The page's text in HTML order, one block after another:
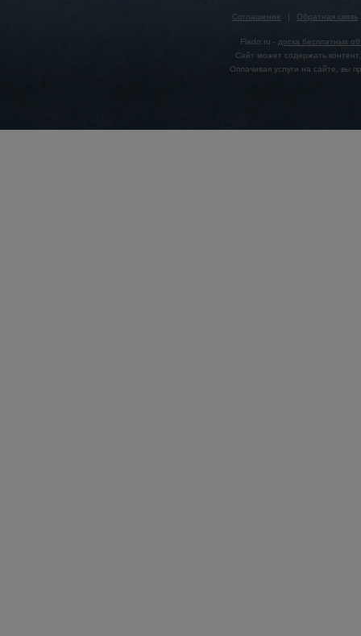
Соглашение | Обратная связь
Flado.ru - доска бесплатных
Сайт может содержать
Оплачивая услуги на сайте, вы